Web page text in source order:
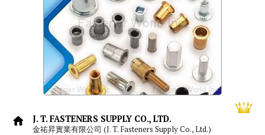
J. T. FASTENERS SUPPLY CO., LTD.
金祐昇實業有限公司 (J. T. Fasteners Supply Co., Ltd.)